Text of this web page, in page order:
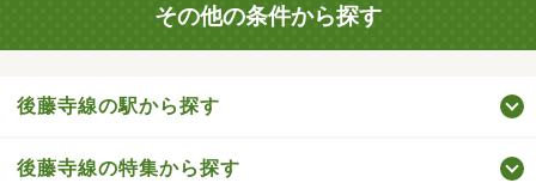
その他の条件から探す
後藤寺線の駅から探す
後藤寺線の特集から探す